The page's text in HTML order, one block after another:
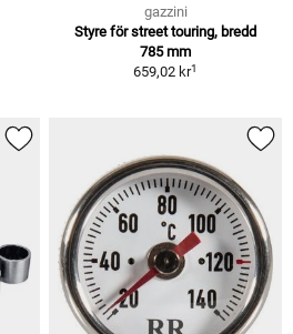
gazzini
Styre för street touring, bredd
785 mm
659,02 kr1